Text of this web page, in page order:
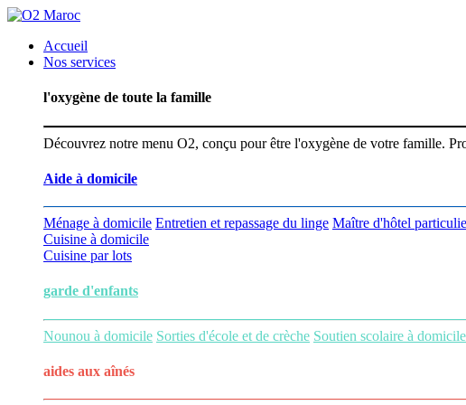
Accueil
Nos services
l'oxygène de toute la famille
Découvrez notre menu O2, conçu pour être l'oxygène de votre famille.
Aide à domicile
Ménage à domicile Entretien et repassage du linge Maître d'hôtel
Cuisine à domicile
Cuisine par lots
garde d'enfants
Nounou à domicile Sorties d'école et de crèche Soutien scolaire à domicile
aides aux aînés